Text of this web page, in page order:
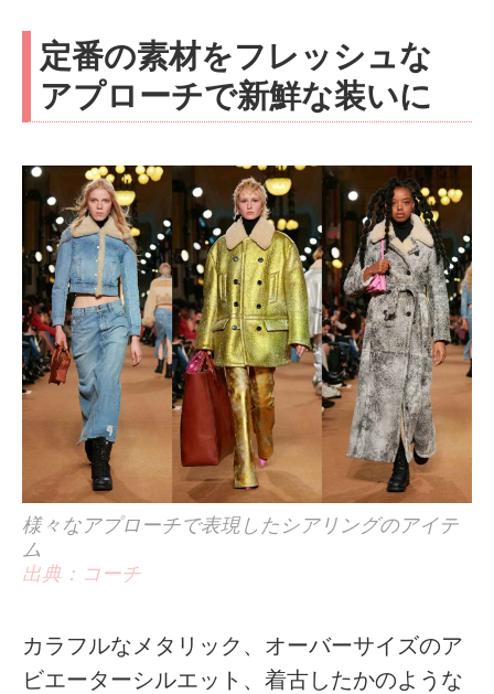
定番の素材をフレッシュな
アプローチで新鮮な装いに
様々なアプローチで表現したシアリングのアイテ
ム
出典：コーチ
カラフルなメタリック、オーバーサイズのア
ビエーターシルエット、着古したかのような